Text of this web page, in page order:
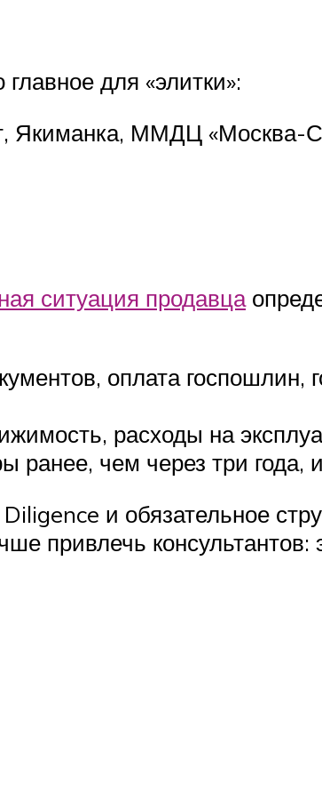
для «элитки»:
Якиманка, ММДЦ «Москва-
ситуация продавца
оплата госпошлин,
расходы на
ранее, чем через три года,
и обязательное
привлечь